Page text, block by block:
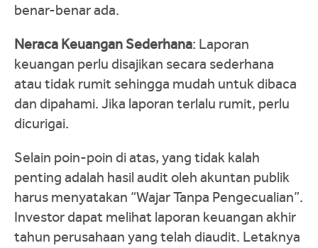
benar-benar ada.
Neraca Keuangan Sederhana: Laporan
keuangan perlu disajikan secara sederhana
atau tidak rumit sehingga mudah untuk dibaca
dan dipahami. Jika laporan terlalu rumit, perlu
dicurigai.
Selain poin-poin di atas, yang tidak kalah
penting adalah hasil audit oleh akuntan publik
harus menyatakan “Wajar Tanpa Pengecualian”.
Investor dapat melihat laporan keuangan akhir
tahun perusahaan yang telah diaudit. Letaknya